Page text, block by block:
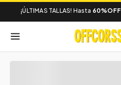
¡ÚLTIMAS TALLAS! Hasta 60%OFF